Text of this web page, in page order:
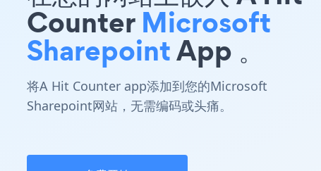
CounterMicrosoft
SharepointApp 。
将A Hit Counter app添加到您的Microsoft
Sharepoint网站，无需编码或头痛。